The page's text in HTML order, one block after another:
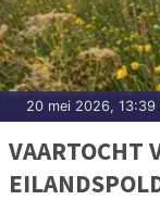
20 mei 2026, 13:39
VAARTOCHT